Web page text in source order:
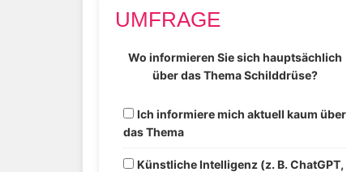
UMFRAGE
Wo informieren Sie sich hauptsächlich
über das Thema Schilddrüse?
Ich informiere mich aktuell kaum über
das Thema
Künstliche Intelligenz (z. B. ChatGPT,